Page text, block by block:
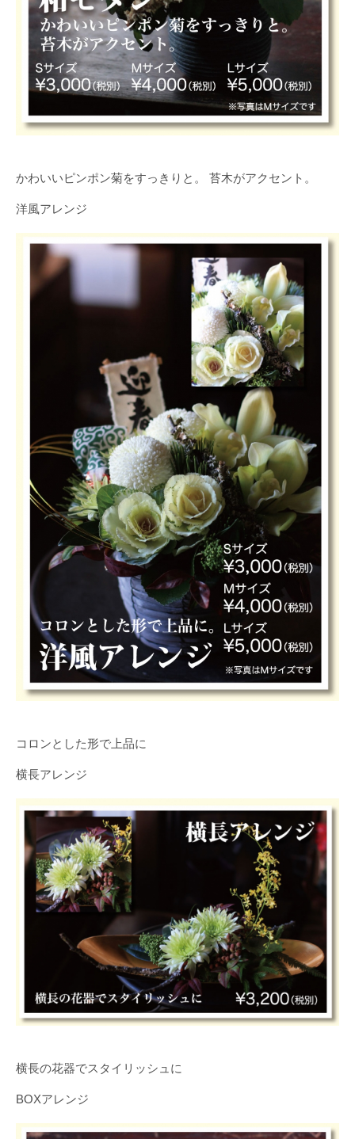
かわいいピンポン菊をすっきりと。 苔木がアクセント。
洋風アレンジ
コロンとした形で上品に
横長アレンジ
横長の花器でスタイリッシュに
BOXアレンジ